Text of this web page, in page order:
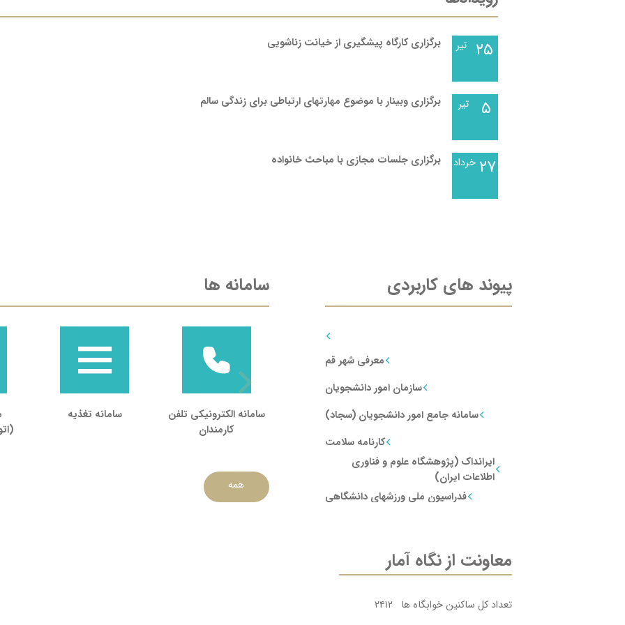
۲۵ تیر برگزاری کارگاه پیشگیری از خیانت زناشویی
۵ تیر برگزاری وبینار با موضوع مهارتهای ارتباطی برای زندگی سالم
۲۷ خرداد برگزاری جلسات مجازی با مباحث خانواده
پیوند های کاربردی
معرفی شهر قم
سازمان امور دانشجویان
سامانه جامع امور دانشجویان (سجاد)
کارنامه سلامت
ایرانداک (پژوهشگاه علوم و فناوری
اطلاعات ایران)
فدراسیون ملی ورزشهای دانشگاهی
سامانه ها
سامانه الکترونیکی تلفن
کارمندان
سامانه تغذیه
همه
معاونت از نگاه آمار
تعداد کل ساکنین خوابگاه ها ۲۴۱۲